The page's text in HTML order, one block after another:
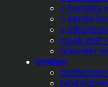
> borstels
> eerste
>
maak zelf
wanneer
voeten